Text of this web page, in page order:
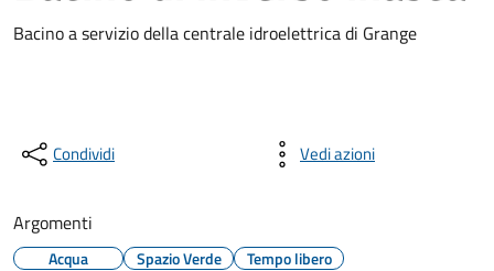
Bacino a servizio della centrale idroelettrica di Grange
Condividi Vedi azioni
Argomenti
Acqua Spazio Verde Tempo libero